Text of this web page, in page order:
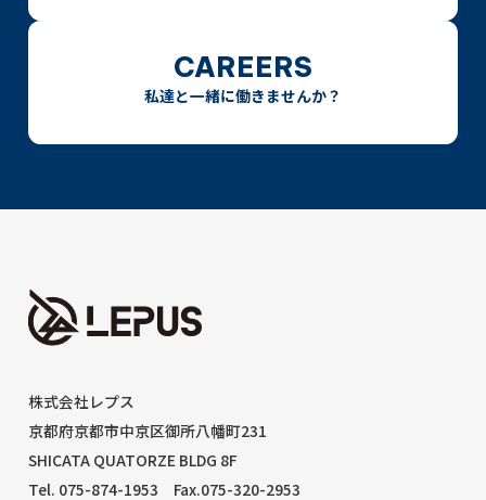
CAREERS
私達と一緒に働きませんか？
株式会社レプス
京都府京都市中京区御所八幡町231
SHICATA QUATORZE BLDG 8F
Tel. 075-874-1953 Fax.075-320-2953